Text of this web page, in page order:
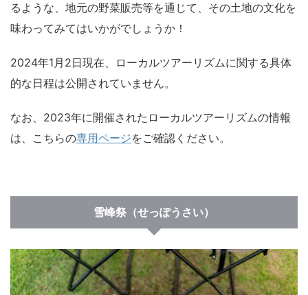
るような、地元の野菜販売等を通じて、その土地の文化を
味わってみてはいかがでしょうか！
2024年1月2日現在、ローカルツアーリズムに関する具体
的な日程は公開されていません。
なお、2023年に開催されたローカルツアーリズムの情報
は、こちらの専用ページをご確認ください。
雪峰祭（せっぽうさい）